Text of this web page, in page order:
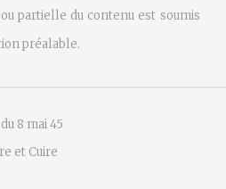
partielle du contenu est soumis
préalable.
8 mai 45
et Cuire